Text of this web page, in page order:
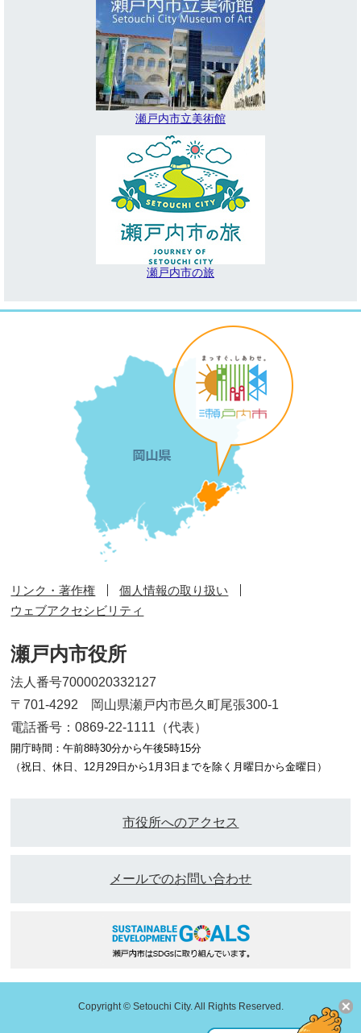
瀬戸内市立美術館
瀬戸内市の旅
リンク・著作権
個人情報の取り扱い
ウェブアクセシビリティ
瀬戸内市役所
法人番号7000020332127
〒701-4292 岡山県瀬戸内市邑久町尾張300-1
電話番号：0869-22-1111（代表）
開庁時間：午前8時30分から午後5時15分
（祝日、休日、12月29日から1月3日までを除く月曜日から金曜日）
市役所へのアクセス
メールでのお問い合わせ
Copyright © Setouchi City. All Rights Reserved.